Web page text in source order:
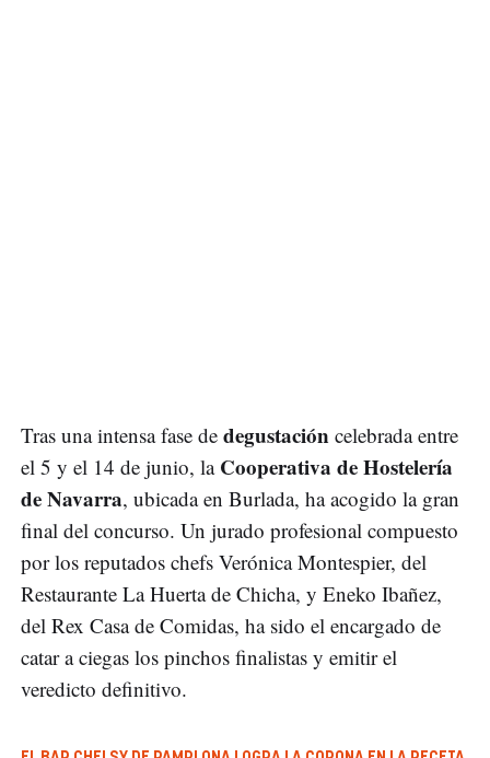
Tras una intensa fase de degustación celebrada entre
el 5 y el 14 de junio, la Cooperativa de Hostelería
de Navarra, ubicada en Burlada, ha acogido la gran
final del concurso. Un jurado profesional compuesto
por los reputados chefs Verónica Montespier, del
Restaurante La Huerta de Chicha, y Eneko Ibañez,
del Rex Casa de Comidas, ha sido el encargado de
catar a ciegas los pinchos finalistas y emitir el
veredicto definitivo.